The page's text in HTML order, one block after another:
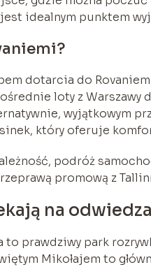
idealnym punktem
dotarcia do
loty z Warszawy
wyjątkowym
który oferuje
podróż
promową z
na
to prawdziwy park
Mikołajem to